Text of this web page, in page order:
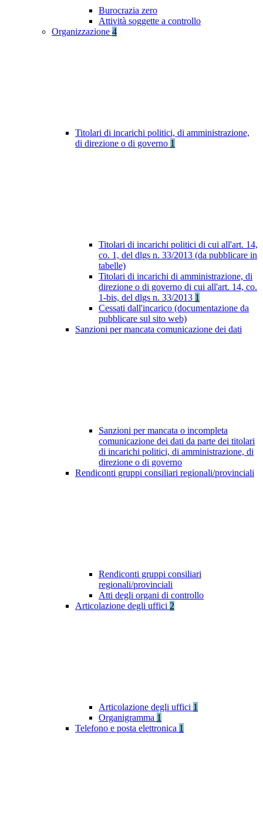
Burocrazia zero
Attività soggette a controllo
Organizzazione 4
Titolari di incarichi politici, di amministrazione,
di direzione o di governo 1
Titolari di incarichi politici di cui all'art. 14,
co. 1, del dlgs n. 33/2013 (da pubblicare in
tabelle)
Titolari di incarichi di amministrazione, di
direzione o di governo di cui all'art. 14, co.
1-bis, del dlgs n. 33/2013 1
Cessati dall'incarico (documentazione da
pubblicare sul sito web)
Sanzioni per mancata comunicazione dei dati
Sanzioni per mancata o incompleta
comunicazione dei dati da parte dei titolari
di incarichi politici, di amministrazione, di
direzione o di governo
Rendiconti gruppi consiliari regionali/provinciali
Rendiconti gruppi consiliari
regionali/provinciali
Atti degli organi di controllo
Articolazione degli uffici 2
Articolazione degli uffici 1
Organigramma 1
Telefono e posta elettronica 1